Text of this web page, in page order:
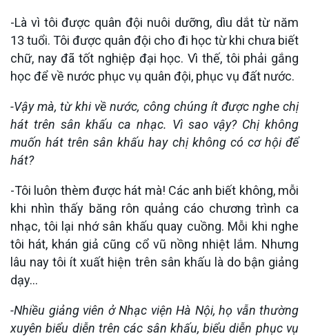
-Là vì tôi được quân đội nuôi dưỡng, dìu dắt từ năm
13 tuổi. Tôi được quân đội cho đi học từ khi chưa biết
chữ, nay đã tốt nghiệp đại học. Vì thế, tôi phải gắng
học để về nước phục vụ quân đội, phục vụ đất nước.
-Vậy mà, từ khi về nước, công chúng ít được nghe chị
hát trên sân khấu ca nhạc. Vì sao vậy? Chị không
muốn hát trên sân khấu hay chị không có cơ hội để
hát?
-Tôi luôn thèm được hát mà! Các anh biết không, mỗi
khi nhìn thấy băng rôn quảng cáo chương trình ca
nhạc, tôi lại nhớ sân khấu quay cuồng. Mỗi khi nghe
tôi hát, khán giả cũng cổ vũ nồng nhiệt lắm. Nhưng
lâu nay tôi ít xuất hiện trên sân khấu là do bận giảng
dạy…
-Nhiều giảng viên ở Nhạc viện Hà Nội, họ vẫn thường
xuyên biểu diễn trên các sân khấu, biểu diễn phục vụ